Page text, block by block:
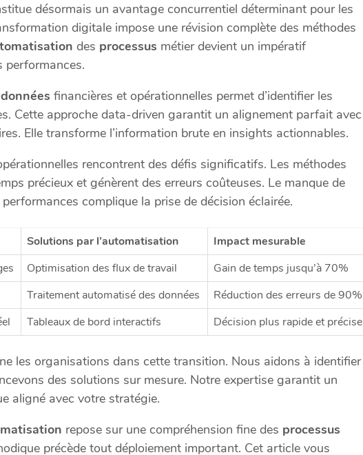
désormais un avantage concurrentiel déterminant pour les
digitale impose une révision complète des méthodes
des processus métier devient un impératif
performances.
données financières et opérationnelles permet d’identifier les
Cette approche data-driven garantit un alignement parfait avec
Elle transforme l’information brute en insights actionnables.
rencontrent des défis significatifs. Les méthodes
précieux et génèrent des erreurs coûteuses. Le manque de
complique la prise de décision éclairée.
Solutions par l’automatisation
Impact mesurable
Optimisation des flux de travail
Gain de temps jusqu’à 70%
Traitement automatisé des données
Réduction des erreurs de 90%
Tableaux de bord interactifs Décision plus rapide et précise
les organisations dans cette transition. Nous aidons à identifier
des solutions sur mesure. Notre expertise garantit un
aligné avec votre stratégie.
repose sur une compréhension fine des processus
précède tout déploiement important. Cet article vous